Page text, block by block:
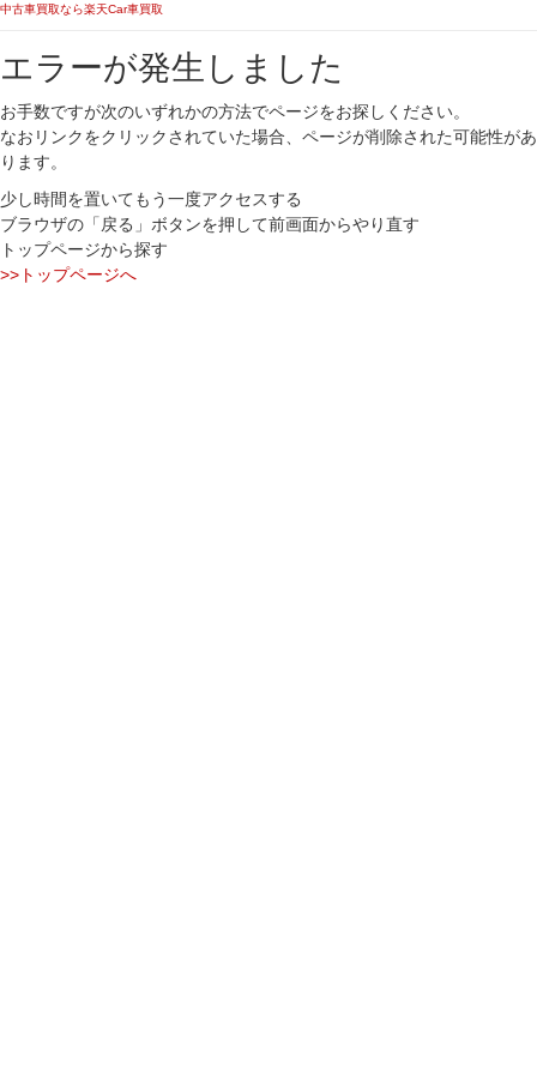
中古車買取なら楽天Car車買取
エラーが発生しました
お手数ですが次のいずれかの方法でページをお探しください。
なおリンクをクリックされていた場合、ページが削除された可能性があ
ります。
少し時間を置いてもう一度アクセスする
ブラウザの「戻る」ボタンを押して前画面からやり直す
トップページから探す
>>トップページへ